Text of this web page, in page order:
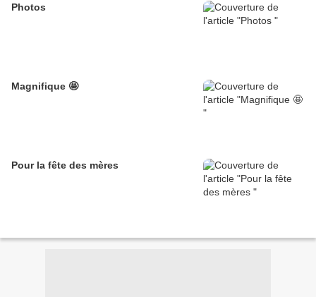
Photos
Magnifique 🤩
Pour la fête des mères